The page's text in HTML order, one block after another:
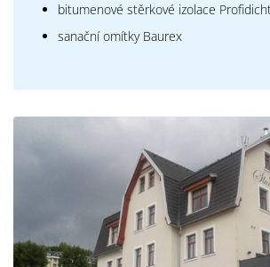
bitumenové stěrkové izolace
sanační omítky Baurex